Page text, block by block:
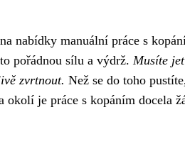
nabídky manuální práce s
pořádnou sílu a výdrž. Musíte
zvrtnout. Než se do toho
je práce s kopáním docela